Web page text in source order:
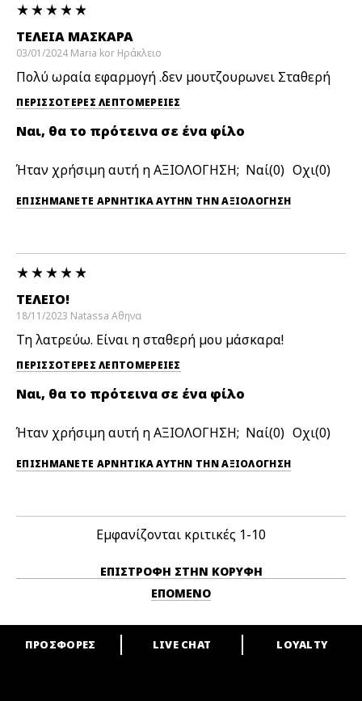
ΤΈΛΕΙΑ ΜΑΣΚΑΡΑ
03/01/2024 Maria kor Ηράκλειο
Πολύ ωραία εφαρμογή .δεν μουτζουρωνει Σταθερή
ΠΕΡΙΣΣΌΤΕΡΕΣ ΛΕΠΤΟΜΈΡΕΙΕΣ
Ναι, θα το πρότεινα σε ένα φίλο
Ήταν χρήσιμη αυτή η ΑΞΙΟΛΟΓΗΣΗ; 0 0
ΕΠΙΣΗΜΆΝΕΤΕ ΑΡΝΗΤΙΚΆ ΑΥΤΉΝ ΤΗΝ ΑΞΙΟΛΟΓΗΣΗ
ΤΈΛΕΙΟ!
18/11/2023 Natassa Αθηνα
Τη λατρεύω. Είναι η σταθερή μου μάσκαρα!
ΠΕΡΙΣΣΌΤΕΡΕΣ ΛΕΠΤΟΜΈΡΕΙΕΣ
Ναι, θα το πρότεινα σε ένα φίλο
Ήταν χρήσιμη αυτή η ΑΞΙΟΛΟΓΗΣΗ; 0 0
ΕΠΙΣΗΜΆΝΕΤΕ ΑΡΝΗΤΙΚΆ ΑΥΤΉΝ ΤΗΝ ΑΞΙΟΛΟΓΗΣΗ
Εμφανίζονται κριτικές 1-10
ΕΠΙΣΤΡΟΦΉ ΣΤΗΝ ΚΟΡΥΦΉ
ΕΠΌΜΕΝΟ
ARE YOU A M·A·C LOVER?
ΠΡΟΣΦΟΡΕΣ LIVE CHAT LOYALTY